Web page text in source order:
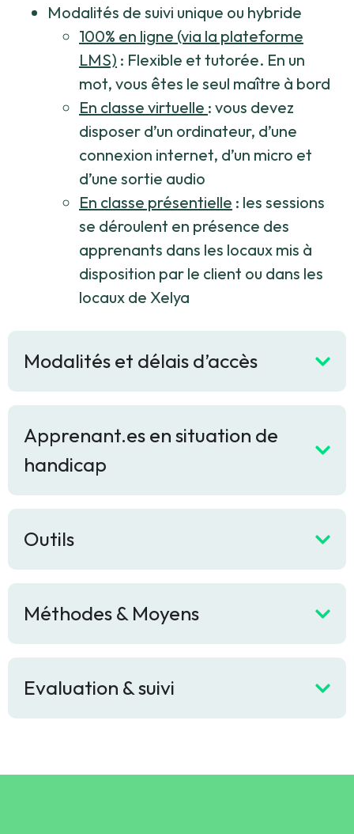
Modalités de suivi unique ou hybride
100% en ligne (via la plateforme
LMS) : Flexible et tutorée. En un
mot, vous êtes le seul maître à bord
En classe virtuelle : vous devez
disposer d’un ordinateur, d’une
connexion internet, d’un micro et
d’une sortie audio
En classe présentielle : les sessions
se déroulent en présence des
apprenants dans les locaux mis à
disposition par le client ou dans les
locaux de Xelya
Modalités et délais d’accès
Apprenant.es en situation de
handicap
Outils
Méthodes & Moyens
Evaluation & suivi